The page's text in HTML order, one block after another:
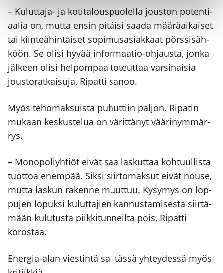
– Kulut­ta­ja- ja koti­ta­lous­puo­lel­la jous­ton poten­ti­
aa­lia on, mut­ta ensin pitäi­si saa­da mää­rä­ai­kai­set
tai kiin­teä­hin­tai­set sopi­mus­asiak­kaat pörs­si­säh­
köön. Se oli­si hyvää infor­maa­tio-ohjaus­ta, jon­ka
jäl­keen oli­si hel­pom­paa toteut­taa var­si­nai­sia
jous­to­rat­kai­su­ja, Ripat­ti sanoo.
Myös teho­mak­suis­ta puhut­tiin pal­jon. Ripa­tin
mukaan kes­kus­te­lua on värit­tä­nyt vää­ri­nym­mär­
rys.
– Mono­po­liyh­tiöt eivät saa las­kut­taa koh­tuul­lis­ta
tuot­toa enem­pää. Sik­si siir­to­mak­sut eivät nouse,
mut­ta las­kun raken­ne muut­tuu. Kysy­mys on lop­
pu­jen lopuk­si kulut­ta­jien kan­nus­ta­mi­ses­ta siir­tä­
mään kulu­tus­ta piik­ki­tun­neil­ta pois, Ripat­ti
koros­taa.
Ener­gia-alan vies­tin­tä sai täs­sä yhtey­des­sä myös